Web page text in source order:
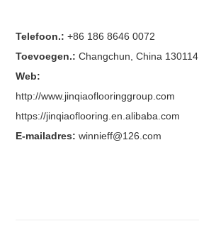
Telefoon.:+86 186 8646 0072
Toevoegen.: Changchun, China 130114
Web:
http://www.jinqiaoflooringgroup.com
https://jinqiaoflooring.en.alibaba.com
E-mailadres:winnieff@126.com